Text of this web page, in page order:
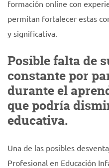
formación online con
permitan fortalecer estas
y significativa.
Posible falta de
constante por
durante el
que podría
educativa.
Una de las posibles
Profesional en Educación